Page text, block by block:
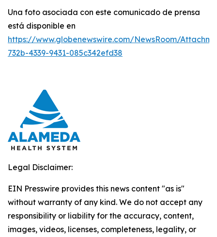
Una foto asociada con este comunicado de prensa
está disponible en
https://www.globenewswire.com/NewsRoom/
732b-4339-9431-085c342efd38
Legal Disclaimer:
EIN Presswire provides this news content "as is"
without warranty of any kind. We do not accept any
responsibility or liability for the accuracy, content,
images, videos, licenses, completeness, legality, or